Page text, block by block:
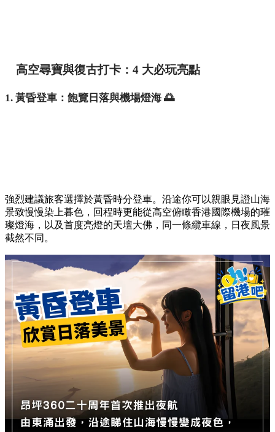
高空尋寶與復古打卡：4 大必玩亮點
1. 黃昏登車：飽覽日落與機場燈海 🌅
強烈建議旅客選擇於黃昏時分登車。沿途你可以親眼見證山海
景致慢慢染上暮色，回程時更能從高空俯瞰香港國際機場的璀
璨燈海，以及首度亮燈的天壇大佛，同一條纜車線，日夜風景
截然不同。